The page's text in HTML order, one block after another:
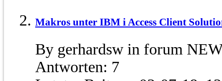
Makros unter IBM i Access Client
By gerhardsw in forum
Antworten: 7